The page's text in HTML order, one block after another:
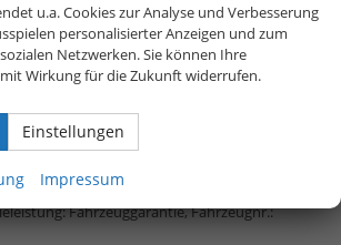
39.580,– €
7 Monate
150 kW (204 PS), 1.498 cm³,
(PHEV), Plugin-Hybrid,
kombiniert 6
kombiniert 137.00 g/km (WLTP), CO₂-Klasse E
B (bei entladener Batterie), Qualitätssiegel:
Fahrzeuggarantie, Fahrzeugnr.:
u.a. Cookies zur Analyse und Verbesserung
personalisierter Anzeigen und zum
Netzwerken. Sie können Ihre
Wirkung für die Zukunft widerrufen.
Einstellungen
Impressum